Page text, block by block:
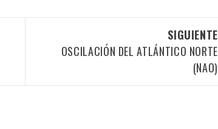
SIGUIENTE
OSCILACIÓN DEL ATLÁNTICO NORTE
(NAO)